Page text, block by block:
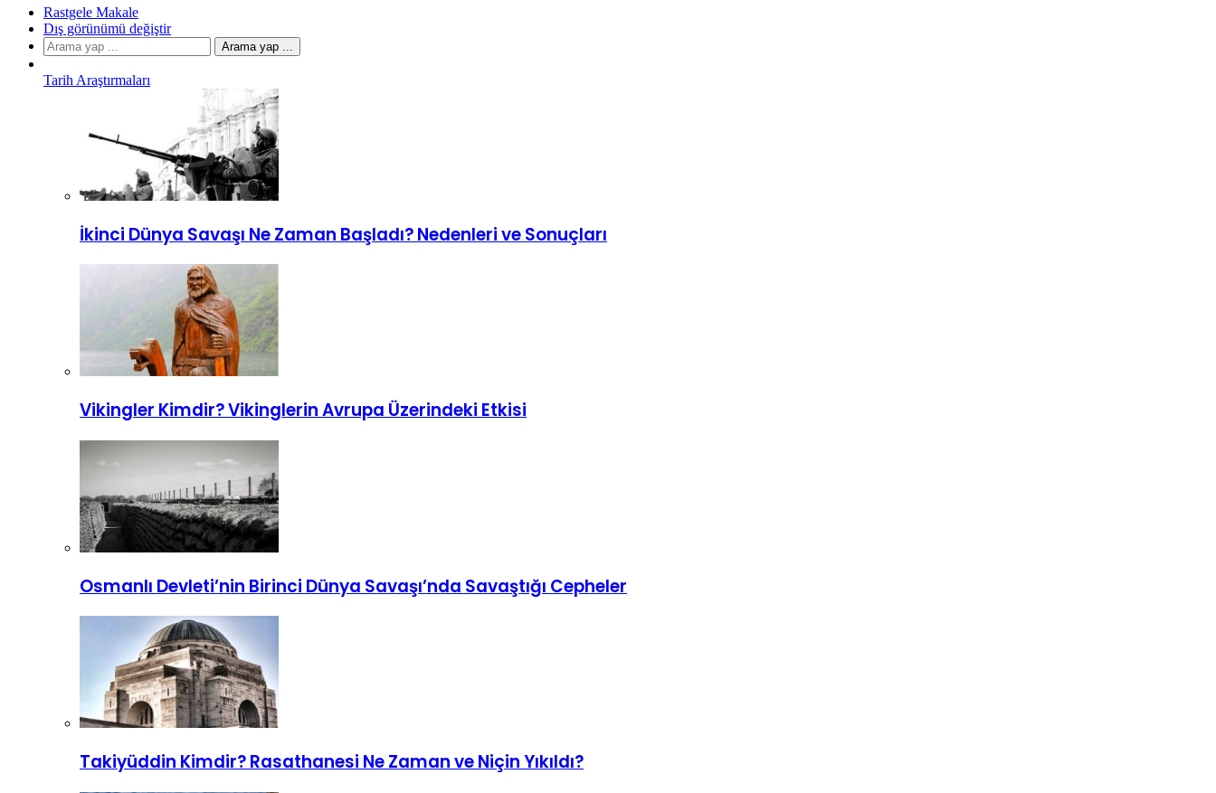
Rastgele Makale
Dış görünümü değiştir
Arama yap ...
Tarih Araştırmaları
İkinci Dünya Savaşı Ne Zaman Başladı? Nedenleri ve Sonuçları
Vikingler Kimdir? Vikinglerin Avrupa Üzerindeki Etkisi
Osmanlı Devleti’nin Birinci Dünya Savaşı’nda Savaştığı Cepheler
Takiyüddin Kimdir? Rasathanesi Ne Zaman ve Niçin Yıkıldı?